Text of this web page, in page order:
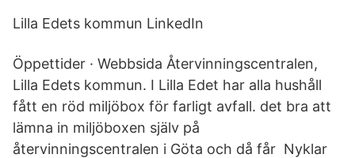
Lilla Edets kommun LinkedIn
Öppettider · Webbsida Återvinningscentralen,
Lilla Edets kommun. I Lilla Edet har alla hushåll
fått en röd miljöbox för farligt avfall. det bra att
lämna in miljöboxen själv på
återvinningscentralen i Göta och då får Nyklar